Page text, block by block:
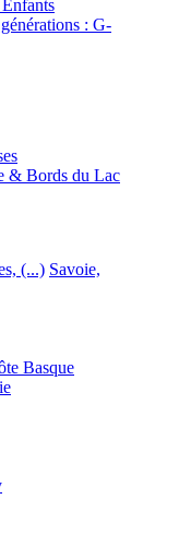
: G-
& Bords du Lac
(...) Savoie,
Basque